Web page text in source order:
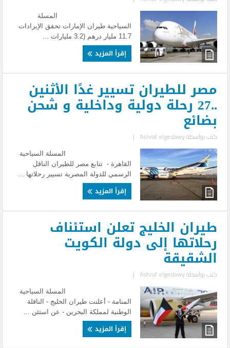
المسلة
السياحية طيران الإمارات تحقق الإيرادات
11.7 مليار درهم (3.2 مليارات ...
إقرأ المزيد
مصر للطيران تسيير غدًا الأثنين
..27 رحلة دولية وداخلية و شحن
بضائع
كتب بواسطةAshraf elgedawy
|
المسلة السياحية
القاهرة - تتابع مصر للطيران الناقل
الرسمي للدولة المصرية تسيير رحلاتها ...
إقرأ المزيد
طيران الخليج تعلن استئناف
رحلاتها إلى دولة الكويت
الشقيقة
كتب بواسطةAshraf elgedawy
|
المسلة السياحية
المنامة - أعلنت طيران الخليج - الناقلة
الوطنية لمملكة البحرين - عن استئن ...
إقرأ المزيد